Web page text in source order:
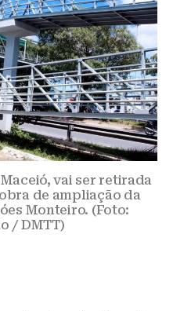
vai ser retirada
de ampliação da
Monteiro. (Foto:
/ DMTT)